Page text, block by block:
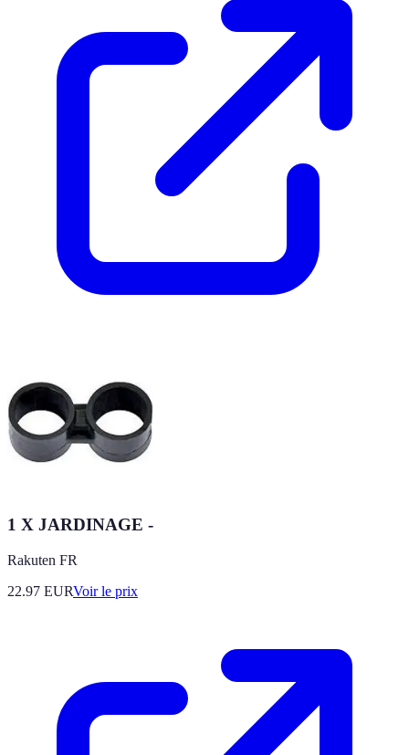
1 X JARDINAGE -
Rakuten FR
22.97 EURVoir le prix